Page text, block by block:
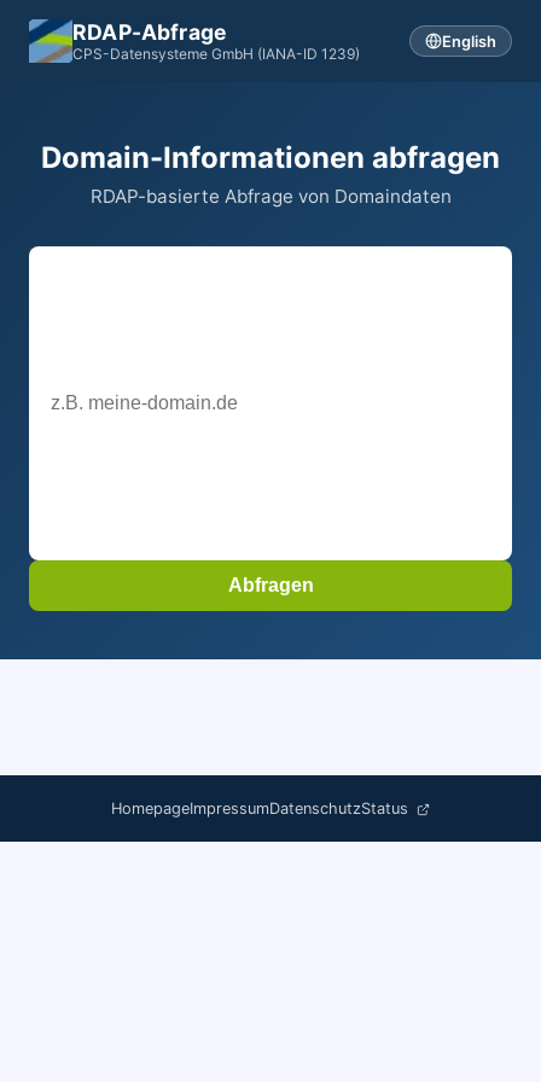
RDAP-Abfrage
CPS-Datensysteme GmbH (IANA-ID 1239)
English
Domain-Informationen abfragen
RDAP-basierte Abfrage von Domaindaten
Abfragen
HomepageImpressumDatenschutzStatus